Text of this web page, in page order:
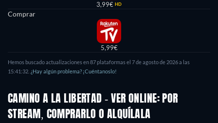
3,99€ HD
Comprar
5,99€
Hemos buscado actualizaciones en87plataformas el 7 de agosto de 2026a las
15:41:32 ¿Hay algún problema? ¡Cuéntanoslo!
CAMINO A LA LIBERTAD - VER ONLINE: POR
STREAM, COMPRARLO O ALQUÍLALA